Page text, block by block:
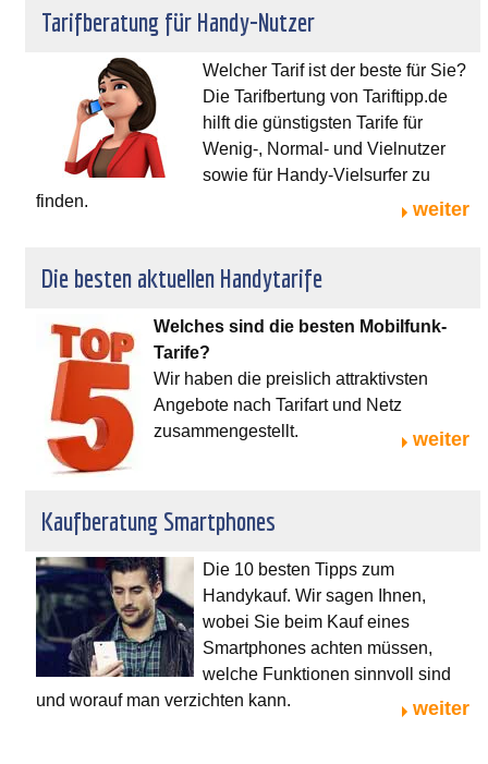
Tarifberatung für Handy-Nutzer
Welcher Tarif ist der beste für Sie?
Die Tarifbertung von Tariftipp.de
hilft die günstigsten Tarife für
Wenig-, Normal- und Vielnutzer
sowie für Handy-Vielsurfer zu
finden.
weiter
Die besten aktuellen Handytarife
Welches sind die besten Mobilfunk-
Tarife?
Wir haben die preislich attraktivsten
Angebote nach Tarifart und Netz
zusammengestellt.
weiter
Kaufberatung Smartphones
Die 10 besten Tipps zum
Handykauf. Wir sagen Ihnen,
wobei Sie beim Kauf eines
Smartphones achten müssen,
welche Funktionen sinnvoll sind
und worauf man verzichten kann.
weiter